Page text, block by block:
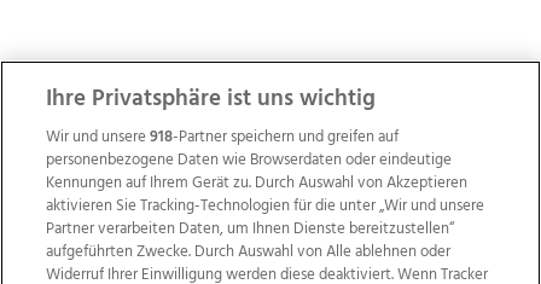
ZUR NACHRICHTENÜBERSICHT
Ihre Privatsphäre ist uns wichtig
Wir und unsere918-Partner speichern und greifen auf
personenbezogene Daten wie Browserdaten oder eindeutige
Kennungen auf Ihrem Gerät zu. Durch Auswahl von Akzeptieren
aktivieren Sie Tracking-Technologien für die unter „Wir und unsere
Partner verarbeiten Daten, um Ihnen Dienste bereitzustellen“
aufgeführten Zwecke. Durch Auswahl von Alle ablehnen oder
Widerruf Ihrer Einwilligung werden diese deaktiviert. Wenn Tracker